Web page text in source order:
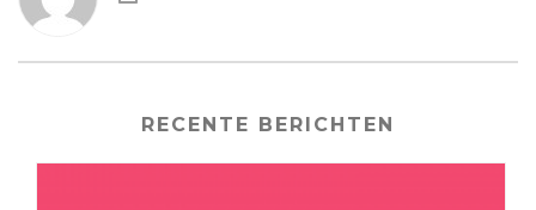
RECENTE BERICHTEN